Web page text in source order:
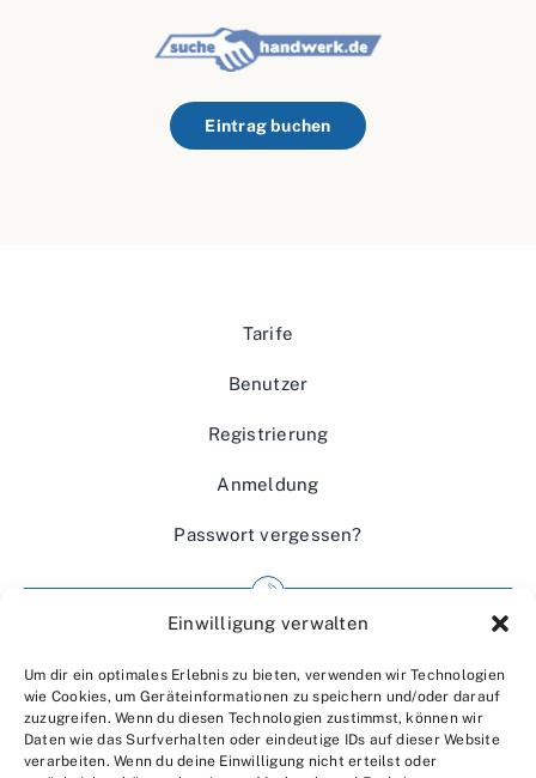
Einwilligung verwalten
Um dir ein optimales Erlebnis zu bieten, verwenden wir Technologien
wie Cookies, um Geräteinformationen zu speichern und/oder darauf
zuzugreifen. Wenn du diesen Technologien zustimmst, können wir
Daten wie das Surfverhalten oder eindeutige IDs auf dieser Website
verarbeiten. Wenn du deine Einwilligung nicht erteilst oder
Eintrag buchen
Tarife
Benutzer
Registrierung
Anmeldung
Passwort vergessen?
Wir über uns
Kontakt